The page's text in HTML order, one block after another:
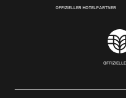
OFFIZIELLER HOTELPARTNER